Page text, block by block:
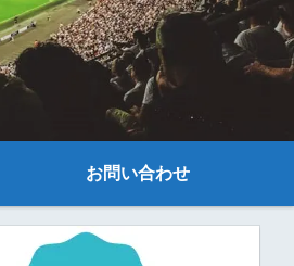
お問い合わせ